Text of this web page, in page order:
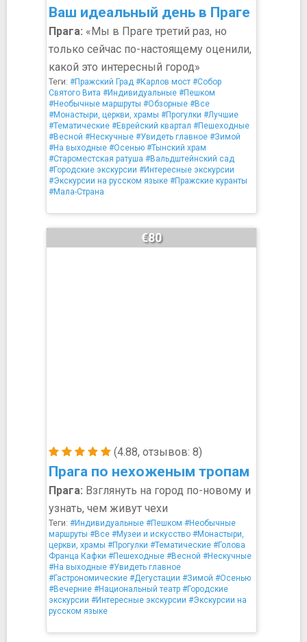
Ваш идеальный день в Праге
Прага: «Мы в Праге третий раз, но
только сейчас по-настоящему оценили,
какой это интересный город»
Теги: #Пражский Град #Карлов мост #Собор
Святого Вита #Индивидуальные #Пешком
#Необычные маршруты #Обзорные #Все
#Монастыри, церкви, храмы #Прогулки #Лучшие
#Тематические #Еврейский квартал #Пешеходные
#Весной #Нескучные #Увидеть главное #Зимой
#На выходные #Осенью #Тынский храм
#Староместская ратуша #Вальдштейнский сад
#Городские экскурсии #Интересные экскурсии
#Экскурсии на русском языке #Пражские куранты
#Мала-Страна
(4.88, отзывов: 8)
Прага по нехоженым тропам
€80
Прага: Взглянуть на город по-новому и
узнать, чем живут чехи
Теги: #Индивидуальные #Пешком #Необычные
маршруты #Все #Музеи и искусство #Монастыри,
церкви, храмы #Прогулки #Тематические #Голова
Франца Кафки #Пешеходные #Весной #Нескучные
#На выходные #Увидеть главное
#Гастрономические #Дегустации #Зимой #Осенью
#Вечерние #Национальный театр #Городские
экскурсии #Интересные экскурсии #Экскурсии на
русском языке